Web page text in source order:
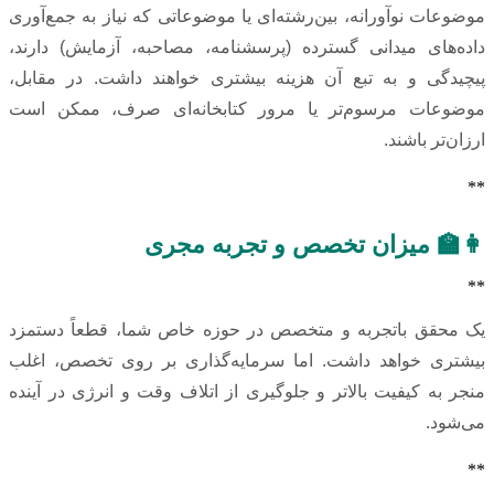
موضوعات نوآورانه، بین‌رشته‌ای یا موضوعاتی که نیاز به جمع‌آوری
داده‌های میدانی گسترده (پرسشنامه، مصاحبه، آزمایش) دارند،
پیچیدگی و به تبع آن هزینه بیشتری خواهند داشت. در مقابل،
موضوعات مرسوم‌تر یا مرور کتابخانه‌ای صرف، ممکن است
ارزان‌تر باشند.
**
👩‍🏫 میزان تخصص و تجربه مجری
**
یک محقق باتجربه و متخصص در حوزه خاص شما، قطعاً دستمزد
بیشتری خواهد داشت. اما سرمایه‌گذاری بر روی تخصص، اغلب
منجر به کیفیت بالاتر و جلوگیری از اتلاف وقت و انرژی در آینده
می‌شود.
**